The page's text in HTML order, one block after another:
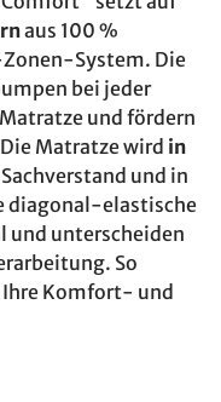
aus 100 %
System. Die
bei jeder
und fördern
Matratze wird in
und in
diagonal-elastische
und unterscheiden
So
Ihre Komfort- und